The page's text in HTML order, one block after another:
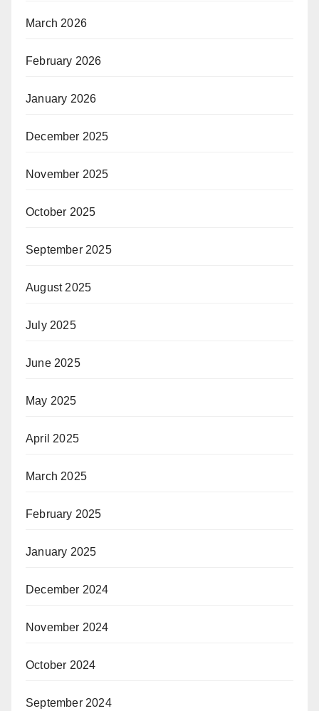
March 2026
February 2026
January 2026
December 2025
November 2025
October 2025
September 2025
August 2025
July 2025
June 2025
May 2025
April 2025
March 2025
February 2025
January 2025
December 2024
November 2024
October 2024
September 2024